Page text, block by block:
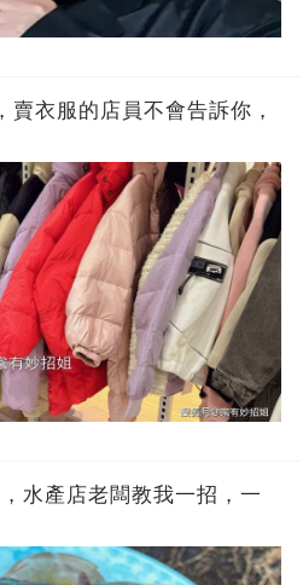
衣服的店員不會告訴你，
水產店老闆教我一招，一